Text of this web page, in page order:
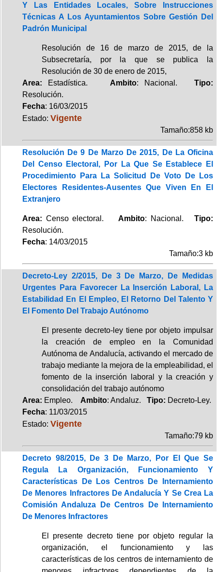
Y Las Entidades Locales, Sobre Instrucciones
Técnicas A Los Ayuntamientos Sobre Gestión Del
Padrón Municipal
Resolución de 16 de marzo de 2015, de la
Subsecretaría, por la que se publica la
Resolución de 30 de enero de 2015,
Area: Estadística. Ambito: Nacional.Tipo:
Resolución.
Fecha: 16/03/2015
Estado: Vigente
Tamaño:858 kb
Resolución De 9 De Marzo De 2015, De La Oficina
Del Censo Electoral, Por La Que Se Establece El
Procedimiento Para La Solicitud De Voto De Los
Electores Residentes-Ausentes Que Viven En El
Extranjero
Area: Censo electoral. Ambito: Nacional. Tipo:
Resolución.
Fecha: 14/03/2015
Tamaño:3 kb
Decreto-Ley 2/2015, De 3 De Marzo, De Medidas
Urgentes Para Favorecer La Inserción Laboral, La
Estabilidad En El Empleo, El Retorno Del Talento Y
El Fomento Del Trabajo Autónomo
El presente decreto-ley tiene por objeto impulsar
la creación de empleo en la Comunidad
Autónoma de Andalucía, activando el mercado de
trabajo mediante la mejora de la empleabilidad, el
fomento de la inserción laboral y la creación y
consolidación del trabajo autónomo
Area: Empleo. Ambito: Andaluz. Tipo: Decreto-Ley.
Fecha: 11/03/2015
Estado: Vigente
Tamaño:79 kb
Decreto 98/2015, De 3 De Marzo, Por El Que Se
Regula La Organización, Funcionamiento Y
Características De Los Centros De Internamiento
De Menores Infractores De Andalucía Y Se Crea La
Comisión Andaluza De Centros De Internamiento
De Menores Infractores
El presente decreto tiene por objeto regular la
organización, el funcionamiento y las
características de los centros de internamiento de